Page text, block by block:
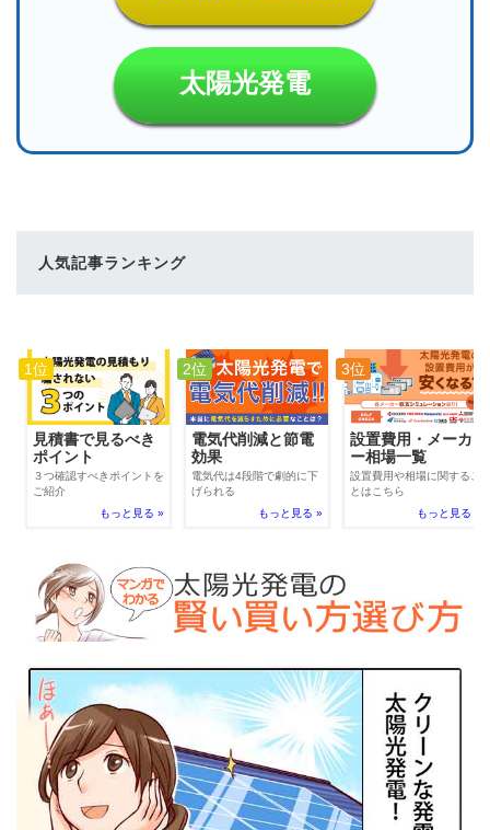
太陽光発電
人気記事ランキング
1位
見積書で見るべき
ポイント
３つ確認すべきポイントを
ご紹介
もっと見る »
2位
電気代削減と節電
効果
電気代は4段階で劇的に下
げられる
もっと見る »
3位
設置費用・メーカ
ー相場一覧
設置費用や相場に関するこ
とはこちら
もっと見る »